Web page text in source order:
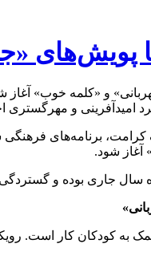
پویش‌های
امیدآفرینی و
کرامت، برنامه‌های
آغاز شود.
سال جاری بوده و
کودکان کار است.